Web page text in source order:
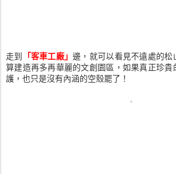
走到 「客車工廠」邊，就可以看見不遠處的
算建造再多再華麗的文創園區，如果真正珍
護，也只是沒有內涵的空殼罷了！